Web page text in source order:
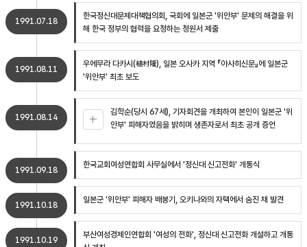
1991.07.18
한국정신대문제대책협의회, 국회에 일본군 '위안부' 문제의 해결을 위
해 한국 정부의 협력을 요청하는 청원서 제출
1991.08.11
우에무라 다카시(植村隆), 일본 오사카 지역 『아사히신문』에 일본군
'위안부' 최초 보도
1991.08.14
김학순(당시 67세), 기자회견을 개최하여 본인이 일본군 '위
안부' 피해자였음을 밝히며 생존자로서 최초 공개 증언
1991.09.18
한국교회여성연합회 사무실에서 '정신대 신고전화' 개통식
1991.10.18
일본군 '위안부' 피해자 배봉기, 오키나와의 자택에서 숨진 채 발견
1991.10.19
부산여성경제인연합회 '여성의 전화', 정신대 신고전화 개설하고 개통